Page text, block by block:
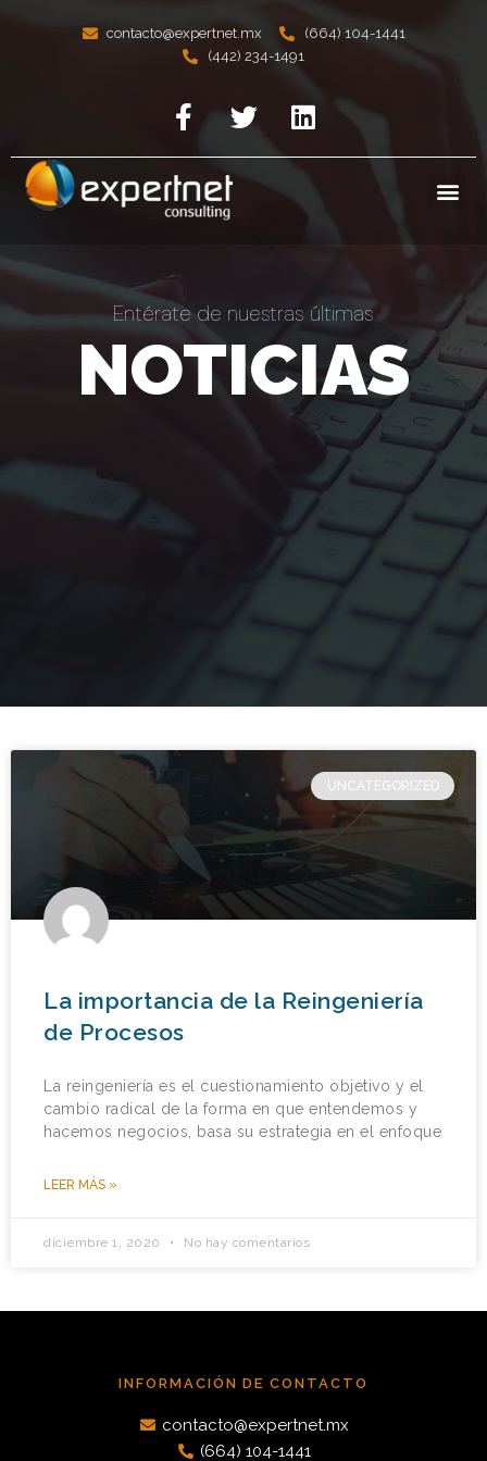
contacto@expertnet.mx
(664) 104-1441
(442) 234-1491
Entérate de nuestras últimas
NOTICIAS
UNCATEGORIZED
La importancia de la Reingeniería
de Procesos
La reingeniería es el cuestionamiento objetivo y el
cambio radical de la forma en que entendemos y
hacemos negocios, basa su estrategia en el enfoque
LEER MÁS »
diciembre 1, 2020 No hay comentarios
INFORMACIÓN DE CONTACTO
contacto@expertnet.mx
(664) 104-1441